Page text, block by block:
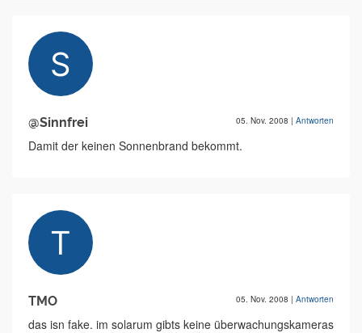
@Sinnfrei 05. Nov. 2008 | Antworten
Damit der keinen Sonnenbrand bekommt.
TMO 05. Nov. 2008 | Antworten
das isn fake. im solarum gibts keine überwachungskameras